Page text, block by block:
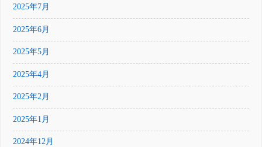
2025年7月
2025年6月
2025年5月
2025年4月
2025年2月
2025年1月
2024年12月